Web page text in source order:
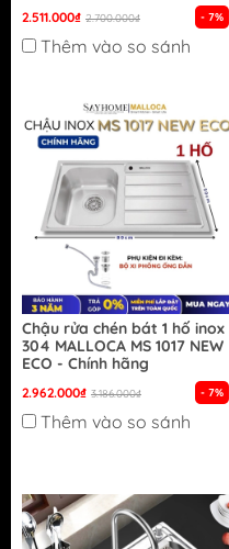
2.511.000₫ 2.700.000₫ - 7%
Thêm vào so sánh
Chậu rửa chén bát 1 hố inox
304 MALLOCA MS 1017 NEW
ECO - Chính hãng
2.962.000₫ 3.186.000₫ - 7%
Thêm vào so sánh